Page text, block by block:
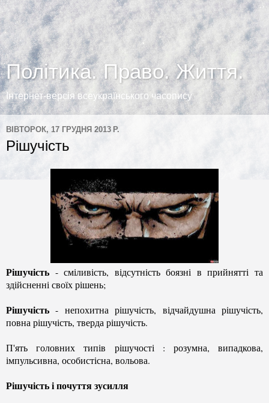
Політика. Право. Життя.
Інтернет-версія всеукраїнського часопису
ВІВТОРОК, 17 ГРУДНЯ 2013 Р.
Рішучість
Рішучість - сміливість, відсутність боязні в прийнятті та
здійсненні своїх рішень;
Рішучість - непохитна рішучість, відчайдушна рішучість,
повна рішучість, тверда рішучість.
П'ять головних типів рішучості : розумна, випадкова,
імпульсивна, особистісна, вольова.
Рішучість і почуття зусилля